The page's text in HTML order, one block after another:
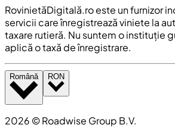
RovinietăDigitală.ro este un furnizor
servicii care înregistrează viniete la
taxare rutieră. Nu suntem o instituție
aplică o taxă de înregistrare.
Română RON
2026 ©Roadwise Group B.V.